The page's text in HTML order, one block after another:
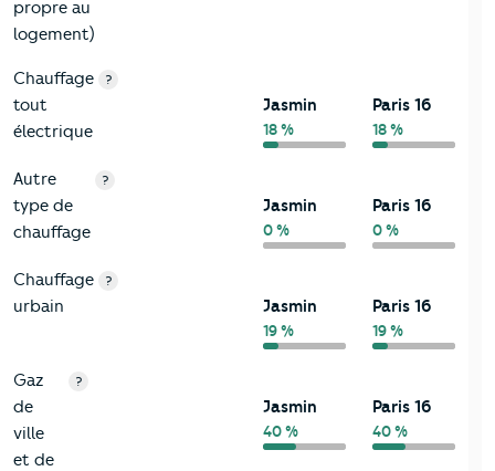
propre au
logement)
Chauffage
tout
électrique
?
Jasmin
18 %
Paris 16
18 %
Autre
type de
chauffage
?
Jasmin
0 %
Paris 16
0 %
Chauffage
urbain
?
Jasmin
19 %
Paris 16
19 %
Gaz
de
ville
et de
?
Jasmin
40 %
Paris 16
40 %